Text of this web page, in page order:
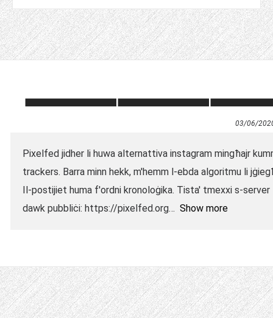
03/06/
Pixelfed jidher li huwa alternattiva instagram mingħajr
trackers. Barra minn hekk, m'hemm l-ebda algoritmu li
Il-postijiet huma f'ordni kronoloġika. Tista' tmexxi s-
dawk pubbliċi: https://pixelfed.org
Show more